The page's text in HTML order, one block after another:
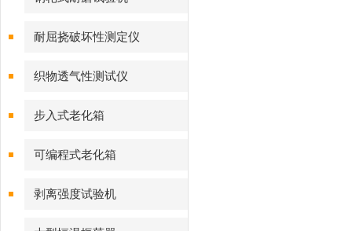
耐屈挠破坏性测定仪
织物透气性测试仪
步入式老化箱
可编程式老化箱
剥离强度试验机